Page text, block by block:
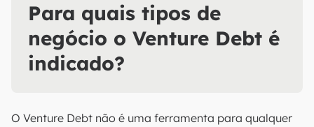
Para quais tipos de
negócio o Venture Debt é
indicado?
O Venture Debt não é uma ferramenta para qualquer